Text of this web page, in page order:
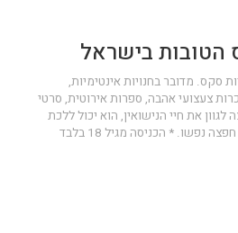
הטובות בישראל
סקס. מדובר בחנויות אינטימיות,
צעצועי אהבה, ספרות אירוטית, סרטי
לגוון את חיי הנישואין, הוא יכול ללכת
* הכניסה מגיל 18 בלבד